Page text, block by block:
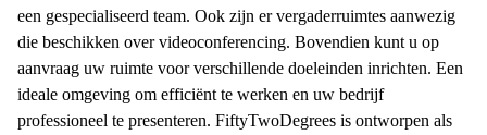
een gespecialiseerd team. Ook zijn er vergaderruimtes aanwezig
die beschikken over videoconferencing. Bovendien kunt u op
aanvraag uw ruimte voor verschillende doeleinden inrichten. Een
ideale omgeving om efficiënt te werken en uw bedrijf
professioneel te presenteren. FiftyTwoDegrees is ontworpen als